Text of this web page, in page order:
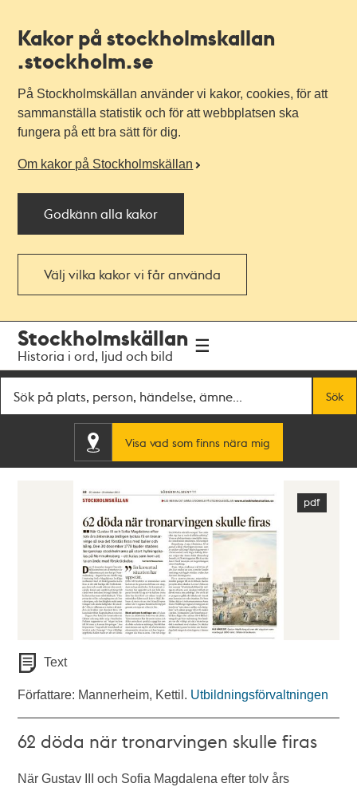
Kakor på stockholmskallan
.stockholm.se
På Stockholmskällan använder vi kakor, cookies, för att
sammanställa statistik och för att webbplatsen ska
fungera på ett bra sätt för dig.
Om kakor på Stockholmskällan
Godkänn alla kakor
Välj vilka kakor vi får använda
navigationen
huvudinnehållet
Stockholmskällan
Historia i ord, ljud och bild
Sök
Visa vad som finns nära mig
Text
Författare: Mannerheim, Kettil. Utbildningsförvaltningen
62 döda när tronarvingen skulle firas
När Gustav III och Sofia Magdalena efter tolv års